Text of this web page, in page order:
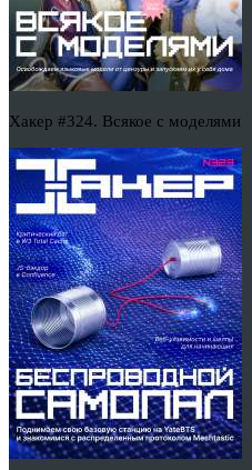
Хакер #324. Всякое с моделями